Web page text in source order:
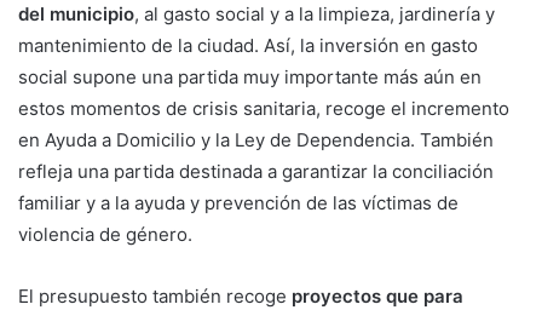
del municipio, al gasto social y a la limpieza, jardinería y
mantenimiento de la ciudad. Así, la inversión en gasto
social supone una partida muy importante más aún en
estos momentos de crisis sanitaria, recoge el incremento
en Ayuda a Domicilio y la Ley de Dependencia. También
refleja una partida destinada a garantizar la conciliación
familiar y a la ayuda y prevención de las víctimas de
violencia de género.
El presupuesto también recoge proyectos que para